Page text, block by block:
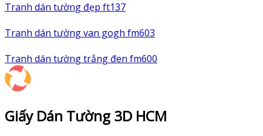
Tranh dán tường đẹp ft137
Tranh dán tường van gogh fm603
Tranh dán tường trắng đen fm600
Giấy Dán Tường 3D HCM